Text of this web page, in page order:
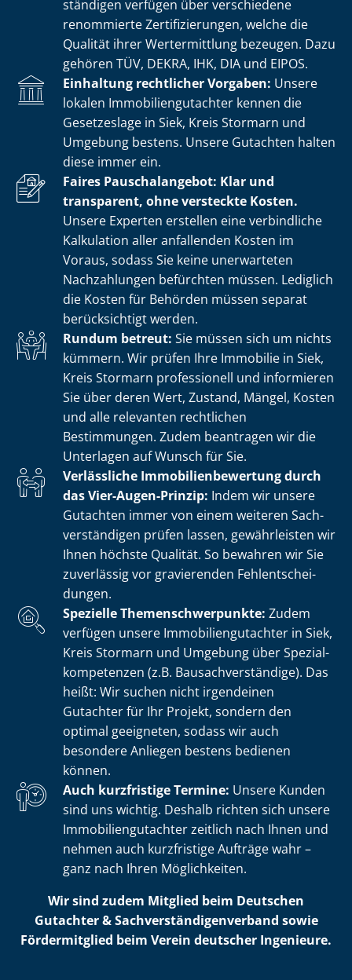
stän­di­gen verfügen über verschiedene
renommierte Zer­ti­fi­zie­run­gen, welche die
Qualität ihrer Wertermittlung bezeugen. Dazu
gehören TÜV, DEKRA, IHK, DIA und EIPOS.
Einhaltung rechtlicher Vorgaben: Unsere
lokalen Im­mo­bi­li­en­gut­ach­ter kennen die
Gesetzeslage in Siek, Kreis Stormarn und
Umgebung bestens. Unsere Gutachten halten
diese immer ein.
Faires Pauschalangebot: Klar und
transparent, ohne versteckte Kosten.
Unsere Experten erstellen eine verbindliche
Kalkulation aller anfallenden Kosten im
Voraus, sodass Sie keine unerwarteten
Nachzahlungen befürchten müssen. Lediglich
die Kosten für Behörden müssen separat
berücksichtigt werden.
Rundum betreut: Sie müssen sich um nichts
kümmern. Wir prüfen Ihre Immobilie in Siek,
Kreis Stormarn professionell und informieren
Sie über deren Wert, Zustand, Mängel, Kosten
und alle relevanten rechtlichen
Bestimmungen. Zudem beantragen wir die
Unterlagen auf Wunsch für Sie.
Verlässliche Im­mo­bi­li­en­be­wer­tung durch
das Vier-Augen-Prinzip: Indem wir unsere
Gutachten immer von einem weiteren Sach­
ver­stän­di­gen prüfen lassen, gewährleisten wir
Ihnen höchste Qualität. So bewahren wir Sie
zuverlässig vor gravierenden Fehl­ent­schei­
dun­gen.
Spezielle The­men­schwer­punk­te: Zudem
verfügen unsere Im­mo­bi­li­en­gut­ach­ter in Siek,
Kreis Stormarn und Umgebung über Spe­zi­al­
kom­pe­ten­zen (z.B. Bau­sach­ver­stän­di­ge). Das
heißt: Wir suchen nicht irgendeinen
Gutachter für Ihr Projekt, sondern den
optimal geeigneten, sodass wir auch
besondere Anliegen bestens bedienen
können.
Auch kurzfristige Termine: Unsere Kunden
sind uns wichtig. Deshalb richten sich unsere
Im­mo­bi­li­en­gut­ach­ter zeitlich nach Ihnen und
nehmen auch kurzfristige Aufträge wahr –
ganz nach Ihren Möglichkeiten.
Wir sind zudem Mitglied beim Deutschen
Gutachter & Sach­ver­stän­di­gen­ver­band sowie
Fördermitglied beim Verein deutscher Ingenieure.